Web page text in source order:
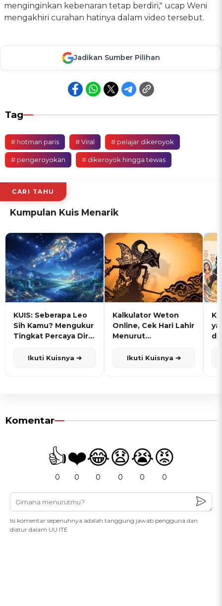
menginginkan kebenaran tetap berdiri," ucap Weni
mengakhiri curahan hatinya dalam video tersebut.
Jadikan Sumber Pilihan
Tag
# hotman paris # Viral # pelajar dikeroyok
# pengeroyokan # dikeroyok hingga tewas
CARI TAHU
Kumpulan Kuis Menarik
KUIS: Seberapa Leo
Sih Kamu? Mengukur
Tingkat Percaya Diri
Ikuti Kuisnya ➔
Kalkulator Weton
Online, Cek Hari Lahir
Menurut
Ikuti Kuisnya ➔
Komentar
👍
0
❤️
0
😂
0
😧
0
😭
0
😡
0
Isi komentar sepenuhnya adalah tanggung jawab pengguna dan
diatur dalam UU ITE